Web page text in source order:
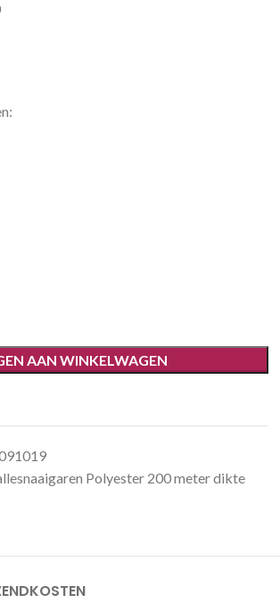
AAN WINKELWAGEN
Polyester 200 meter dikte